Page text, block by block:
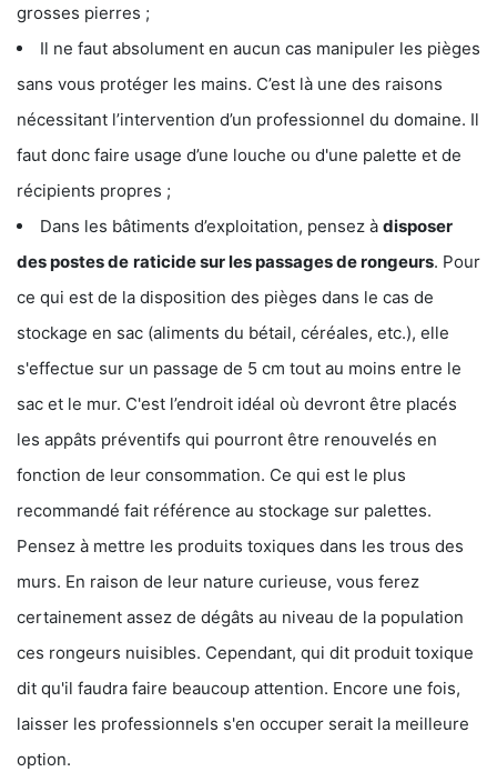
grosses pierres ;
Il ne faut absolument en aucun cas manipuler les pièges
sans vous protéger les mains. C’est là une des raisons
nécessitant l’intervention d’un professionnel du domaine. Il
faut donc faire usage d’une louche ou d'une palette et de
récipients propres ;
Dans les bâtiments d’exploitation, pensez à disposer
des postes de raticide sur les passages de rongeurs. Pour
ce qui est de la disposition des pièges dans le cas de
stockage en sac (aliments du bétail, céréales, etc.), elle
s'effectue sur un passage de 5 cm tout au moins entre le
sac et le mur. C'est l’endroit idéal où devront être placés
les appâts préventifs qui pourront être renouvelés en
fonction de leur consommation. Ce qui est le plus
recommandé fait référence au stockage sur palettes.
Pensez à mettre les produits toxiques dans les trous des
murs. En raison de leur nature curieuse, vous ferez
certainement assez de dégâts au niveau de la population
ces rongeurs nuisibles. Cependant, qui dit produit toxique
dit qu'il faudra faire beaucoup attention. Encore une fois,
laisser les professionnels s'en occuper serait la meilleure
option.